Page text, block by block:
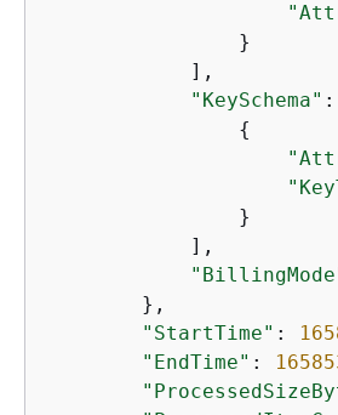
                }
            ],
"KeySchema"
{
                }
            ],
        },
"StartTime" :
"EndTime" :